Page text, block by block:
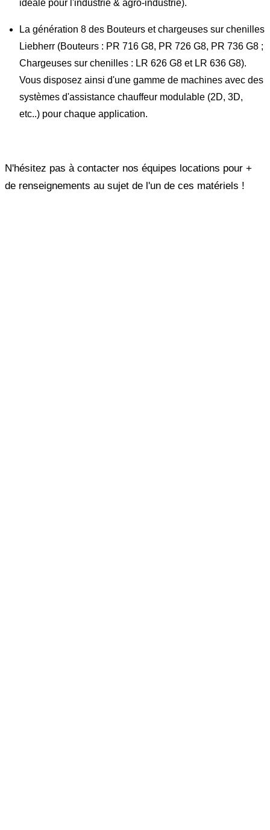
idéale pour l'industrie & agro-industrie).
La génération 8 des Bouteurs et chargeuses sur chenilles
Liebherr (Bouteurs : PR 716 G8, PR 726 G8, PR 736 G8 ;
Chargeuses sur chenilles : LR 626 G8 et LR 636 G8).
Vous disposez ainsi d'une gamme de machines avec des
systèmes d'assistance chauffeur modulable (2D, 3D,
etc..) pour chaque application.
N'hésitez pas à contacter nos équipes locations pour +
de renseignements au sujet de l'un de ces matériels !